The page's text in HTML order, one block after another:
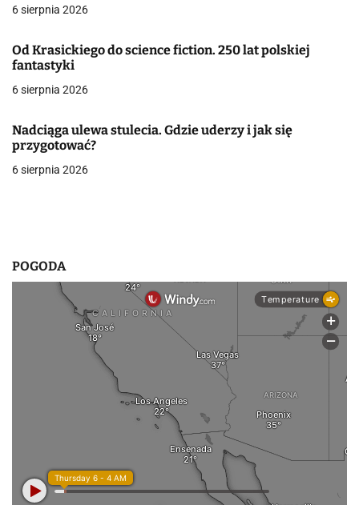
a
w
p
s
u
6 sierpnia 2026
Od Krasickiego do science fiction. 250 lat polskiej
fantastyki
6 sierpnia 2026
Nadciąga ulewa stulecia. Gdzie uderzy i jak się
przygotować?
6 sierpnia 2026
POGODA